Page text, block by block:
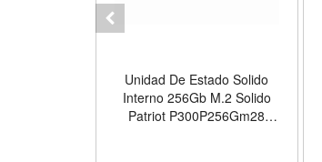
Unidad De Estado Solido
Interno 256Gb M.2 Solido
Patriot P300P256Gm28